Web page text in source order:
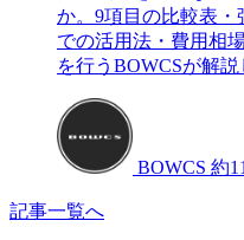
か。9項目の比較表
での活用法・費用相
を行うBOWCSが解説
BOWCS 約
記事一覧へ